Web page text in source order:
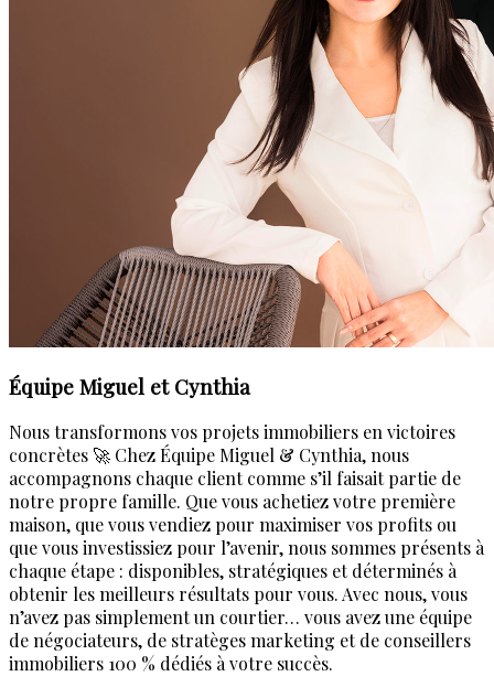
Équipe Miguel et Cynthia
Nous transformons vos projets immobiliers en victoires
concrètes 🚀 Chez Équipe Miguel & Cynthia, nous
accompagnons chaque client comme s’il faisait partie de
notre propre famille. Que vous achetiez votre première
maison, que vous vendiez pour maximiser vos profits ou
que vous investissiez pour l’avenir, nous sommes présents à
chaque étape : disponibles, stratégiques et déterminés à
obtenir les meilleurs résultats pour vous. Avec nous, vous
n’avez pas simplement un courtier… vous avez une équipe
de négociateurs, de stratèges marketing et de conseillers
immobiliers 100 % dédiés à votre succès.